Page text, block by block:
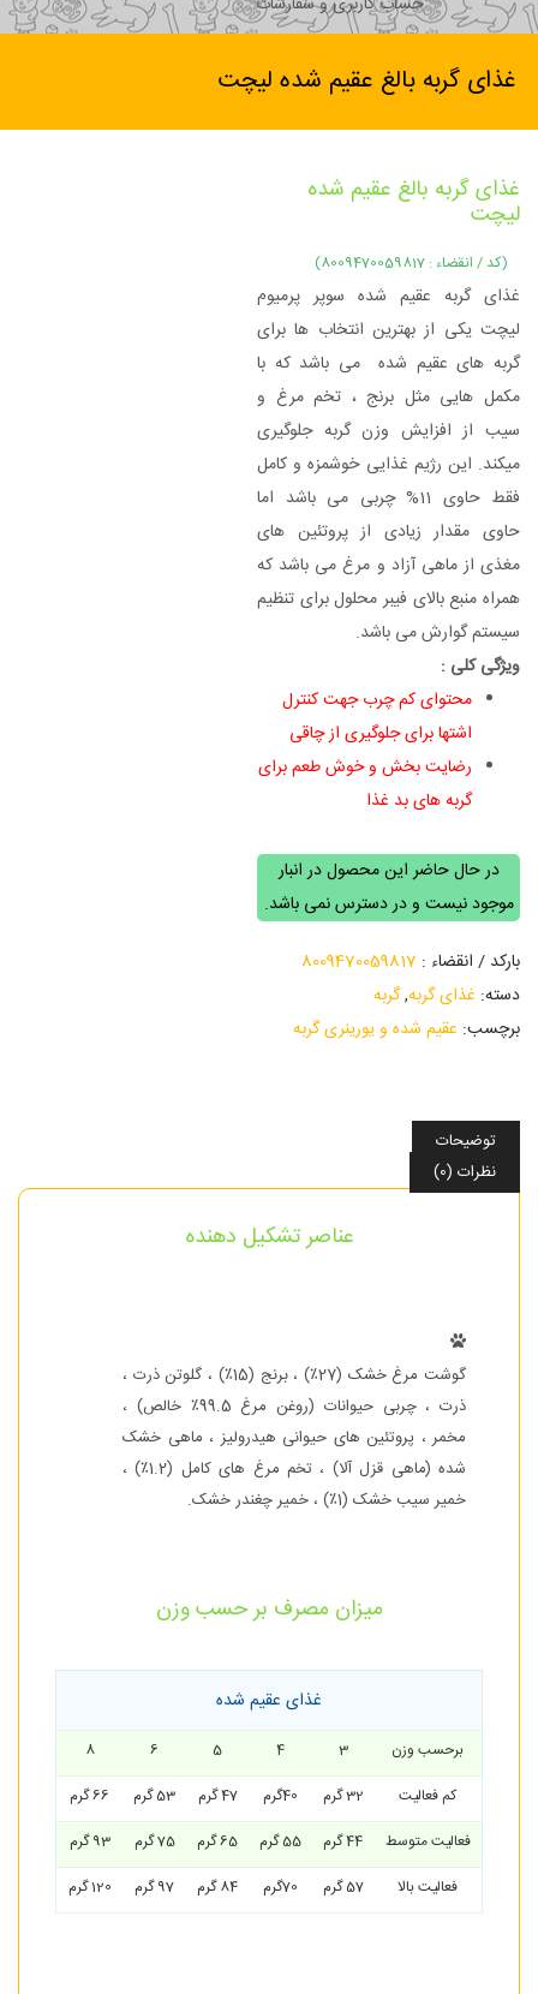
غذای گربه بالغ عقیم شده لیچت
غذای گربه بالغ عقیم شده
لیچت
(کد / انقضاء : 8009470059817)
غذای گربه عقیم شده سوپر پرمیوم
لیچت یکی از بهترین انتخاب ها برای
گربه های عقیم شده می باشد که با
مکمل هایی مثل برنج ، تخم مرغ و
سیب از افزایش وزن گربه جلوگیری
میکند. این رژیم غذایی خوشمزه و کامل
فقط حاوی 11% چربی می باشد اما
حاوی مقدار زیادی از پروتئین های
مغذی از ماهی آزاد و مرغ می باشد که
همراه منبع بالای فیبر محلول برای تنظیم
سیستم گوارش می باشد.
ویژگی کلی :
محتوای کم چرب جهت کنترل
اشتها برای جلوگیری از چاقی
رضایت بخش و خوش طعم برای
گربه های بد غذا
در حال حاضر این محصول در انبار
موجود نیست و در دسترس نمی باشد.
بارکد / انقضاء : 8009470059817
دسته: غذای گربه,گربه
برچسب: عقیم شده و یورینری گربه
توضیحات
نظرات (0)
عناصر تشکیل دهنده
گوشت مرغ خشک (27٪) ، برنج (15٪) ، گلوتن ذرت ،
ذرت ، چربی حیوانات (روغن مرغ 99.5٪ خالص) ،
مخمر ، پروتئین های حیوانی هیدرولیز ، ماهی خشک
شده (ماهی قزل آلا) ، تخم مرغ های کامل (1.2٪) ،
خمیر سیب خشک (1٪) ، خمیر چغندر خشک.
میزان مصرف بر حسب وزن
غذای عقیم شده
برحسب وزن 3
4
5
6
8
کم فعالیت
32 گرم 40گرم 47 گرم 53 گرم
66 گرم
فعالیت متوسط
44 گرم 55 گرم 65 گرم 75 گرم
93 گرم
فعالیت بالا
57 گرم 70گرم 84 گرم 97 گرم 120 گرم